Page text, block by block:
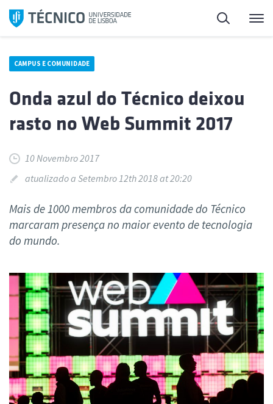
Saltar
para
Pesquisa
CAMPUS E COMUNIDADE
Onda azul do Técnico deixou
rasto no Web Summit 2017
10 Novembro 2017
atualizado a Setembro 12th 2018 at 20:20
Mais de 1000 membros da comunidade do Técnico
marcaram presença no maior evento de tecnologia
do mundo.